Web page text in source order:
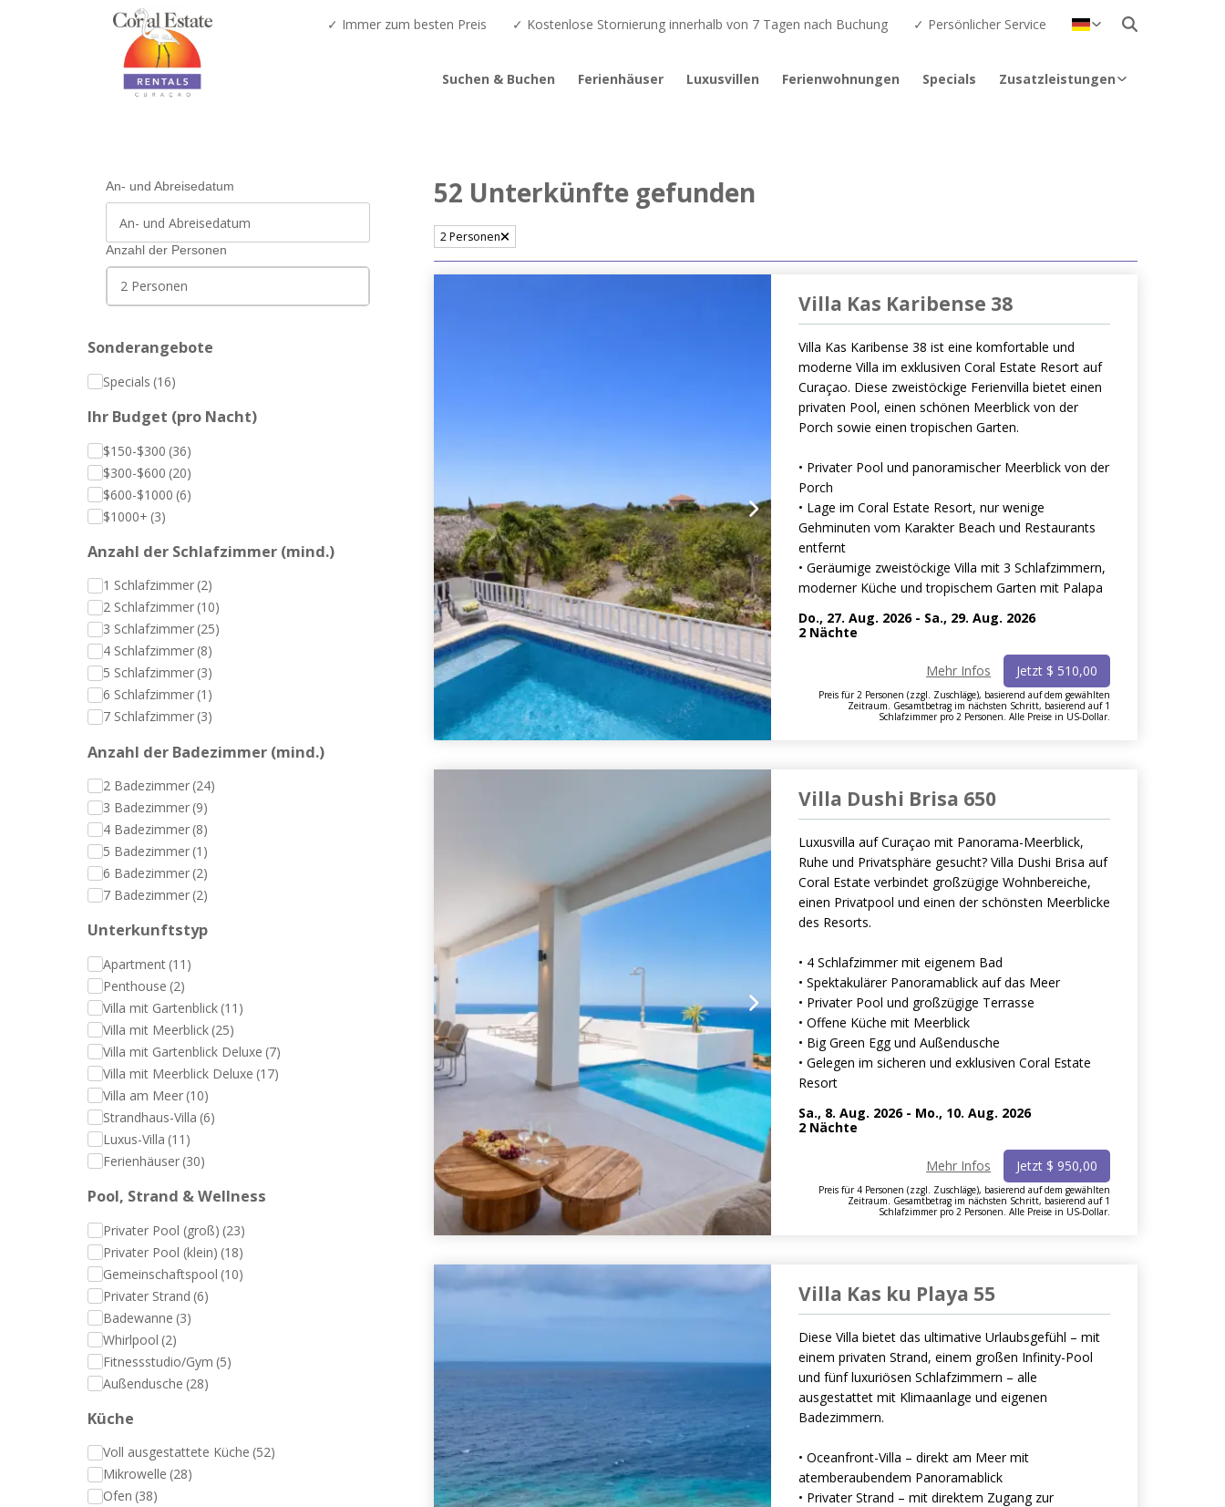
✓ Immer zum besten Preis ✓ Kostenlose Stornierung innerhalb von 7 Tagen nach Buchung ✓ Persönlicher Service
Nederlands
Suchen & Buchen
Ferienhäuser Luxusvillen Ferienwohnungen Specials Zusatzleistungen
An- und Abreisedatum
Anzahl der Personen
2 Personen
Sonderangebote
Specials (16)
Ihr Budget (pro Nacht)
$150-$300 (36)
$300-$600 (20)
$600-$1000 (6)
$1000+ (3)
Anzahl der Schlafzimmer (mind.)
1 Schlafzimmer (2)
2 Schlafzimmer (10)
3 Schlafzimmer (25)
4 Schlafzimmer (8)
5 Schlafzimmer (3)
6 Schlafzimmer (1)
7 Schlafzimmer (3)
Anzahl der Badezimmer (mind.)
2 Badezimmer (24)
3 Badezimmer (9)
4 Badezimmer (8)
5 Badezimmer (1)
6 Badezimmer (2)
7 Badezimmer (2)
Unterkunftstyp
Apartment (11)
Penthouse (2)
Villa mit Gartenblick (11)
Villa mit Meerblick (25)
Villa mit Gartenblick Deluxe (7)
Villa mit Meerblick Deluxe (17)
Villa am Meer (10)
Strandhaus-Villa (6)
Luxus-Villa (11)
Ferienhäuser (30)
Pool, Strand & Wellness
Privater Pool (groß) (23)
Privater Pool (klein) (18)
Gemeinschaftspool (10)
Privater Strand (6)
Badewanne (3)
Whirlpool (2)
Fitnessstudio/Gym (5)
Außendusche (28)
Küche
Voll ausgestattete Küche (52)
Mikrowelle (28)
Ofen (38)
52 Unterkünfte gefunden
2 Personen
Villa Kas Karibense 38
Villa Kas Karibense 38 ist eine komfortable und
moderne Villa im exklusiven Coral Estate Resort auf
Curaçao. Diese zweistöckige Ferienvilla bietet einen
privaten Pool, einen schönen Meerblick von der
Porch sowie einen tropischen Garten.
• Privater Pool und panoramischer Meerblick von der
Porch
• Lage im Coral Estate Resort, nur wenige
Gehminuten vom Karakter Beach und Restaurants
entfernt
• Geräumige zweistöckige Villa mit 3 Schlafzimmern,
moderner Küche und tropischem Garten mit Palapa
Do., 27. Aug. 2026- Sa., 29. Aug. 2026
2 Nächte
Mehr Infos Jetzt $ 510,00
Preis für 2 Personen (zzgl. Zuschläge), basierend auf dem gewählten
Zeitraum. Gesamtbetrag im nächsten Schritt, basierend auf 1
Schlafzimmer pro 2 Personen. Alle Preise in US-Dollar.
Villa Dushi Brisa 650
Luxusvilla auf Curaçao mit Panorama-Meerblick,
Ruhe und Privatsphäre gesucht? Villa Dushi Brisa auf
Coral Estate verbindet großzügige Wohnbereiche,
einen Privatpool und einen der schönsten Meerblicke
des Resorts.
• 4 Schlafzimmer mit eigenem Bad
• Spektakulärer Panoramablick auf das Meer
• Privater Pool und großzügige Terrasse
• Offene Küche mit Meerblick
• Big Green Egg und Außendusche
• Gelegen im sicheren und exklusiven Coral Estate
Resort
Sa., 8. Aug. 2026- Mo., 10. Aug. 2026
2 Nächte
Mehr Infos Jetzt $ 950,00
Preis für 4 Personen (zzgl. Zuschläge), basierend auf dem gewählten
Zeitraum. Gesamtbetrag im nächsten Schritt, basierend auf 1
Schlafzimmer pro 2 Personen. Alle Preise in US-Dollar.
Villa Kas ku Playa 55
Diese Villa bietet das ultimative Urlaubsgefühl – mit
einem privaten Strand, einem großen Infinity-Pool
und fünf luxuriösen Schlafzimmern – alle
ausgestattet mit Klimaanlage und eigenen
Badezimmern.
• Oceanfront-Villa – direkt am Meer mit
atemberaubendem Panoramablick
• Privater Strand – mit direktem Zugang zur